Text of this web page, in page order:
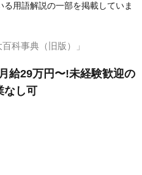
用語解説の一部を掲載していま
科事典（旧版）」
給29万円〜!未経験歓迎の
なし可